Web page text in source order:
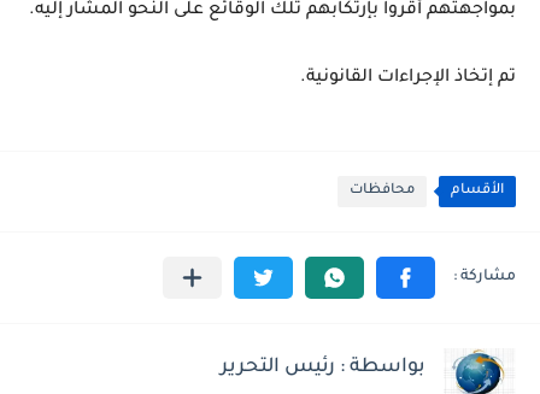
بمواجهتهم أقروا بإرتكابهم تلك الوقائع على النحو المشار إليه.
تم إتخاذ الإجراءات القانونية.
الأقسام محافظات
بواسطة : رئيس التحرير